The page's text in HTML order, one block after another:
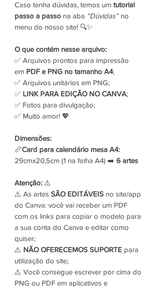
Caso tenha dúvidas, temos um tutorial
passo a passo na aba “Dúvidas”no
menu do nosso site! 🔍✨
O que contém nesse arquivo:
✅ Arquivos prontos para impressão
em PDF e PNG no tamanho A4;
✅ Arquivos unitários em PNG;
✅ LINK PARA EDIÇÃO NO CANVA;
✅ Fotos para divulgação;
✅ Muito amor! 💖
Dimensões:
📏Card para calendário mesa A4:
29cmx20,5cm (1 na folha A4) ➡️ 6 artes
Atenção: ⚠️
⚠️ As artes SÃO EDITÁVEIS no site/app
do Canva: você vai receber um PDF
com os links para copiar o modelo para
a sua conta do Canva e editar como
quiser;
⚠️ NÃO OFERECEMOS SUPORTE para
utilização do site;
⚠️ Você consegue escrever por cima do
PNG ou PDF em aplicativos e